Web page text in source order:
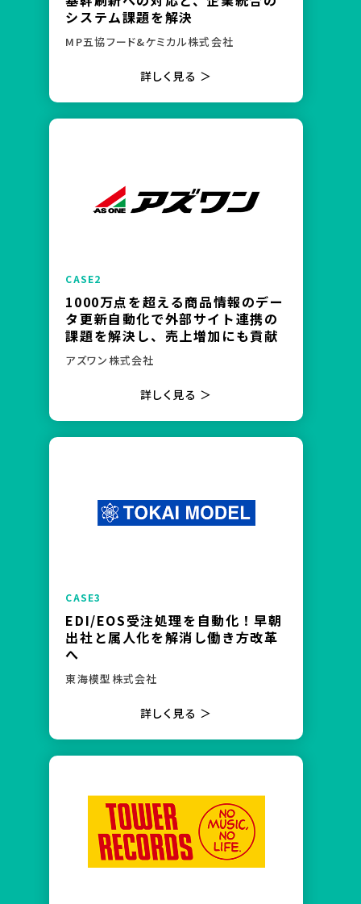
システム課題を解決
MP五協フード&ケミカル株式会社
詳しく見る ＞
1000万点を超える商品情報のデー
タ更新自動化で外部サイト連携の
課題を解決し、売上増加にも貢献
アズワン株式会社
詳しく見る ＞
EDI/EOS受注処理を自動化！早朝
出社と属人化を解消し働き方改革
へ
東海模型株式会社
詳しく見る ＞